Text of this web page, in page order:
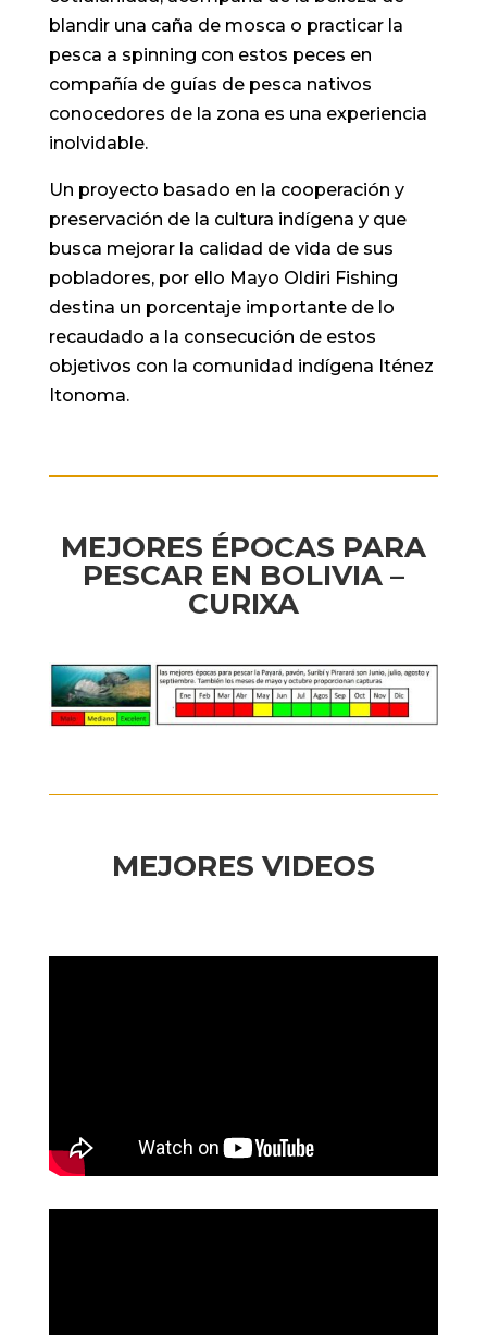
blandir una caña de mosca o practicar la
pesca a spinning con estos peces en
compañía de guías de pesca nativos
conocedores de la zona es una experiencia
inolvidable.
Un proyecto basado en la cooperación y
preservación de la cultura indígena y que
busca mejorar la calidad de vida de sus
pobladores, por ello Mayo Oldiri Fishing
destina un porcentaje importante de lo
recaudado a la consecución de estos
objetivos con la comunidad indígena Iténez
Itonoma.
MEJORES ÉPOCAS PARA
PESCAR EN BOLIVIA –
CURIXA
MEJORES VIDEOS